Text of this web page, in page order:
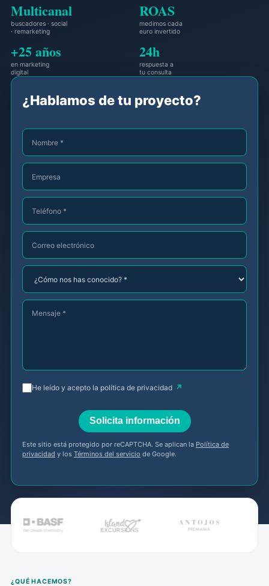
Multicanal
buscadores · social
· remarketing
ROAS
medimos cada
euro invertido
+25 años
en marketing
digital
24h
respuesta a
tu consulta
¿Hablamos de tu proyecto?
Nombre *
Empresa
Teléfono *
Correo electrónico
¿Cómo nos has conocido? *
Mensaje *
He leído y acepto la política de privacidad
Solicita información
Este sitio está protegido por reCAPTCHA. Se aplican la Política de
privacidad y los Términos del servicio de Google.
¿QUÉ HACEMOS?